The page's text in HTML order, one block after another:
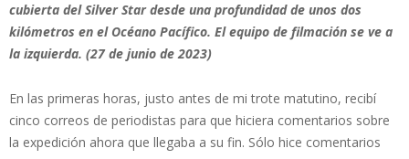
cubierta del Silver Star desde una profundidad de unos dos
kilómetros en el Océano Pacífico. El equipo de filmación se ve a
la izquierda. (27 de junio de 2023)
En las primeras horas, justo antes de mi trote matutino, recibí
cinco correos de periodistas para que hiciera comentarios sobre
la expedición ahora que llegaba a su fin. Sólo hice comentarios